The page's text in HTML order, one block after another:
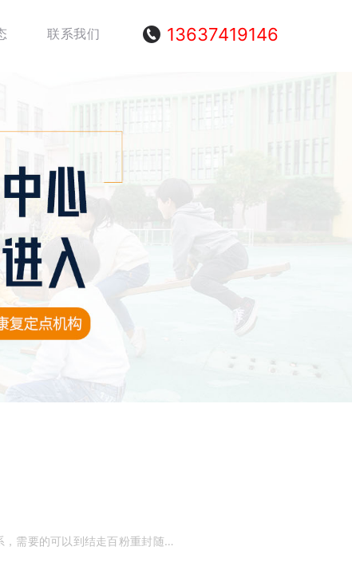
联系我们 13637419146
需要的可以到结走百粉重封随引方众